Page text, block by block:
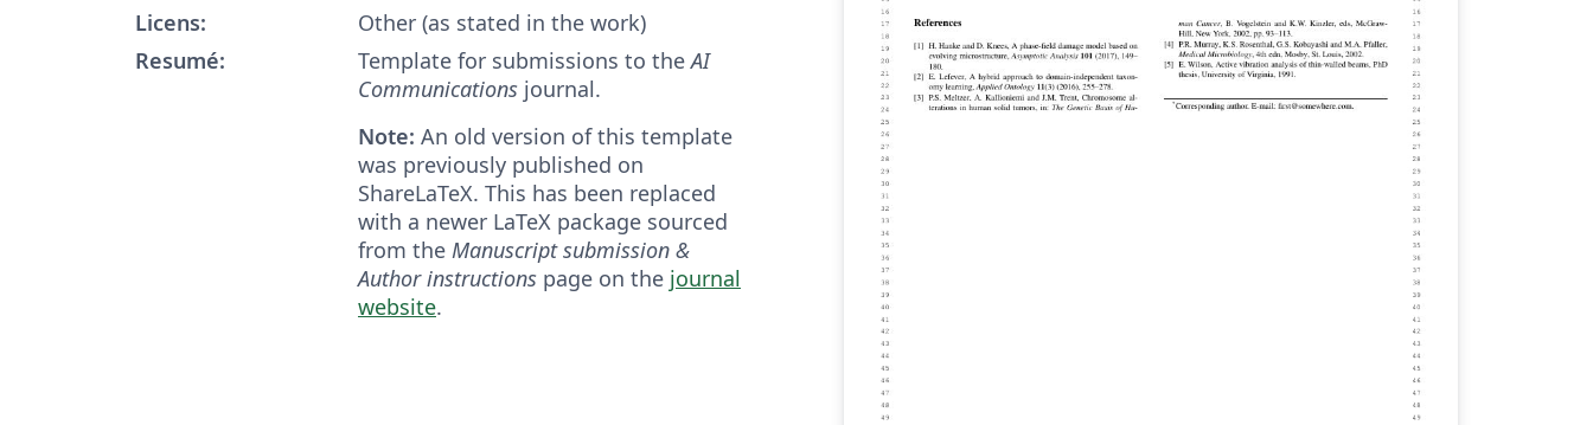
Licens:
Other (as stated in the work)
Resumé:
Template for submissions to theAI
Communications journal.
Note: An old version of this template
was previously published on
ShareLaTeX. This has been replaced
with a newer LaTeX package sourced
from the Manuscript submission &
Author instructions page on the journal
website.